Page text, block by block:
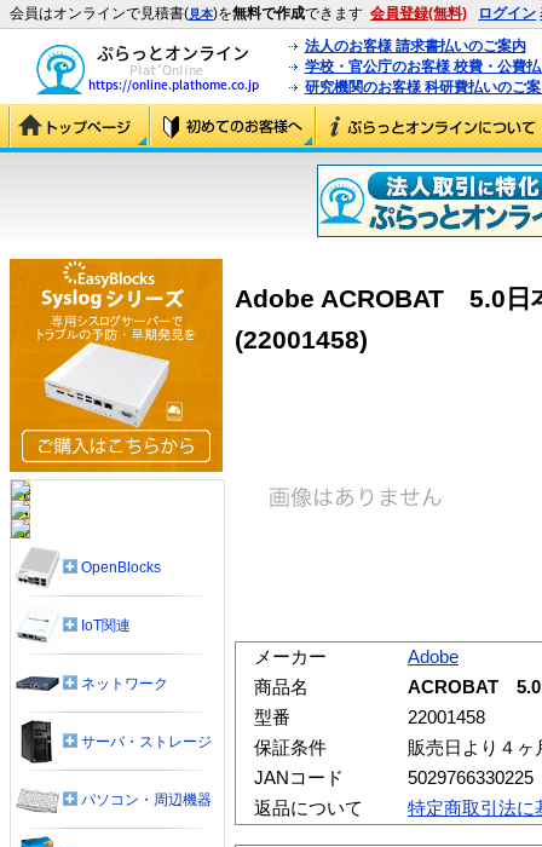
会員はオンラインで見積書(見本)を無料で作成できます 会員登録(無料) ログイン
法人のお客様 請求書払いのご案内
学校・官公庁のお客様 校費・公費
研究機関のお客様 科研費払いのご
Adobe ACROBAT 5.0日
(22001458)
メーカー
Adobe
商品名
ACROBAT 5.0
型番
22001458
保証条件
販売日より４ヶ
JANコード
5029766330225
返品について
特定商取引法に
OpenBlocks
IoT関連
ネットワーク
サーバ・ストレージ
パソコン・周辺機器